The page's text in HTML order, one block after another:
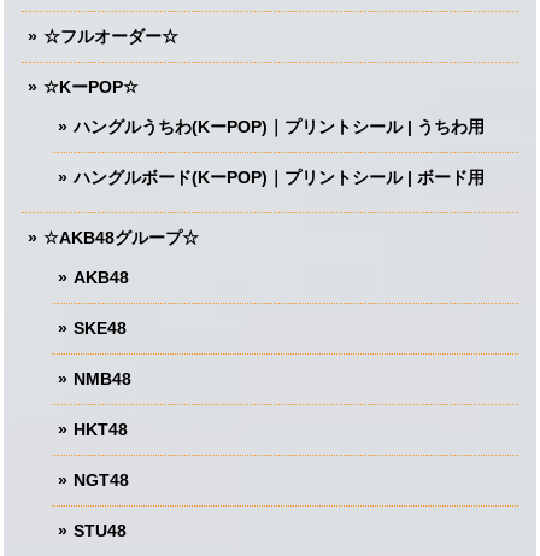
☆フルオーダー☆
☆KーPOP☆
ハングルうちわ(KーPOP)｜プリントシール | うちわ用
ハングルボード(KーPOP)｜プリントシール | ボード用
☆AKB48グループ☆
AKB48
SKE48
NMB48
HKT48
NGT48
STU48